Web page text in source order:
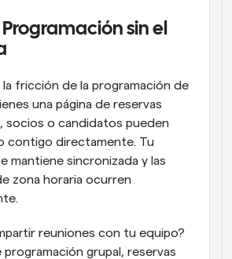
Programación sin el
la fricción de la programación de
una página de reservas
socios o candidatos pueden
contigo directamente. Tu
mantiene sincronizada y las
zona horaria ocurren
reuniones con tu equipo?
programación grupal, reservas